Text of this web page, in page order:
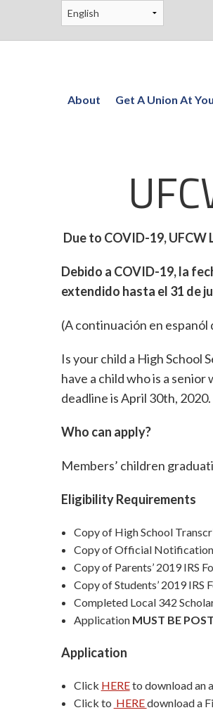
About Get A Union At
Due to COVID-19,
Debido a COVID-19, la
extendido hasta el 31 de
(A continuación en espanól
Is your child a High School
have a child who is a
deadline is April 30th, 2020.
Who can apply?
Members’ children
Eligibility Requirements
Copy of High School
Copy of Official Notification
Copy of Parents’ 2019 IRS
Copy of Students’ 2019 IRS
Completed Local 342
Application MUST BE
Application
Click HEREto download an
Click to HEREdownload a